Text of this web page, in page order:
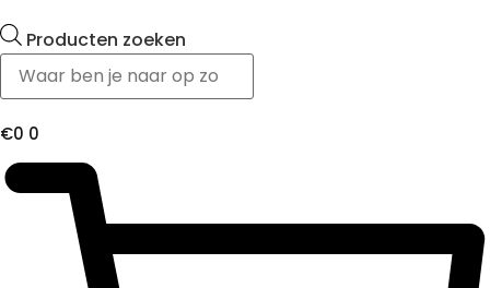
Producten zoeken
€0 0